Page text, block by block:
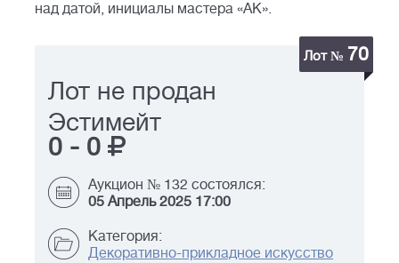
над датой, инициалы мастера «АК».
Лот № 70
Лот не продан
Эстимейт
0 - 0
Аукцион № 132 состоялся:
05 Апрель 2025 17:00
Категория:
Декоративно-прикладное искусство